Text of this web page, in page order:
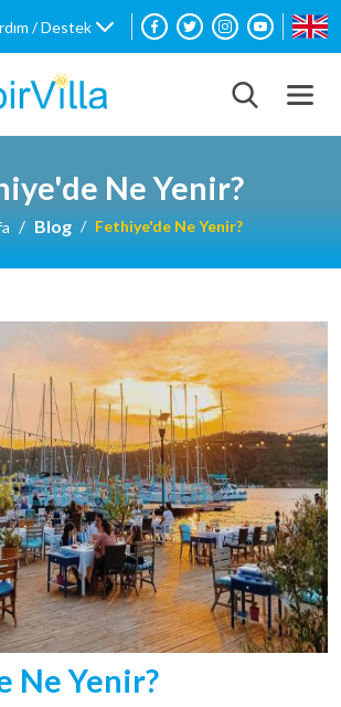
/ Destek
Ne Yenir?
Blog Fethiye'de Ne Yenir?
Ne Yenir?